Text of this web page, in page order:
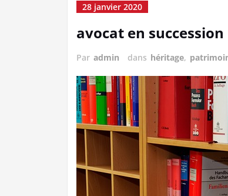
28 janvier 2020
avocat en succession
Par admin dans héritage,